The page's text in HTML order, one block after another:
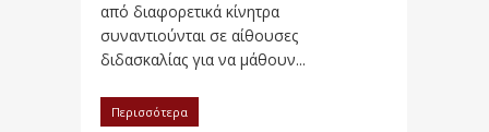
από διαφορετικά κίνητρα
συναντιούνται σε αίθουσες
διδασκαλίας για να μάθουν...
Περισσότερα